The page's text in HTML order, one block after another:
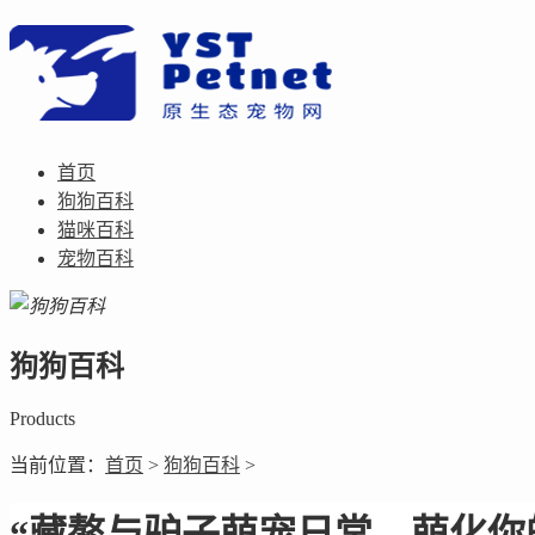
首页
狗狗百科
猫咪百科
宠物百科
狗狗百科
Products
当前位置： 首页 > 狗狗百科 >